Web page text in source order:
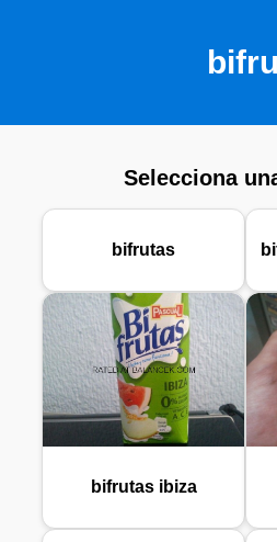
Selecciona
bifrutas
bifrutas ibiza